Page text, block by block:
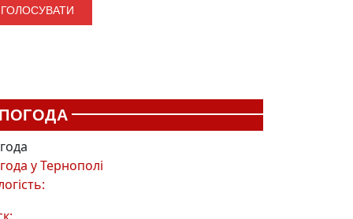
ПОГОДА
уТернополі